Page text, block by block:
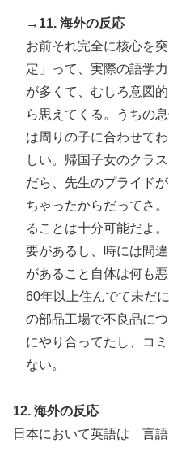
→11. 海外の反応
お前それ完全に核心を
定」って、実際の語学
が多くて、むしろ意図
ら思えてくる。うちの
は周りの子に合わせて
しい。帰国子女のクラ
だら、先生のプライド
ちゃったからだってさ
ることは十分可能だよ
要があるし、時には間
があること自体は何も
60年以上住んでて未だ
の部品工場で不良品に
にやり合ってたし、コ
ない。
12. 海外の反応
日本において英語は「言